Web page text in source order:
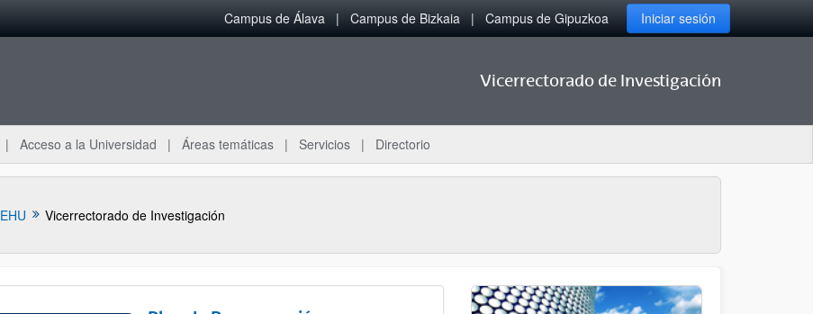
Campus de Álava Campus de Bizkaia Campus de Gipuzkoa Iniciar sesión
Vicerrectorado de Investigación
Acceso a la Universidad Áreas temáticas Servicios Directorio
EHU Vicerrectorado de Investigación